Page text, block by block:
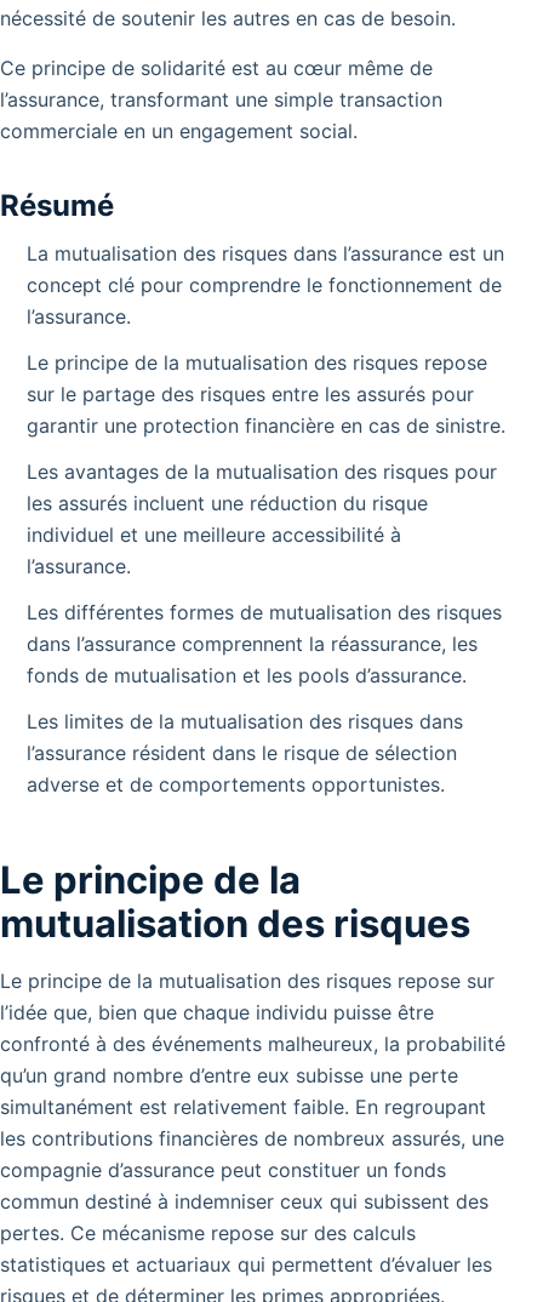
nécessité de soutenir les autres en cas de besoin.
Ce principe de solidarité est au cœur même de
l’assurance, transformant une simple transaction
commerciale en un engagement social.
Résumé
La mutualisation des risques dans l’assurance est un
concept clé pour comprendre le fonctionnement de
l’assurance.
Le principe de la mutualisation des risques repose
sur le partage des risques entre les assurés pour
garantir une protection financière en cas de sinistre.
Les avantages de la mutualisation des risques pour
les assurés incluent une réduction du risque
individuel et une meilleure accessibilité à
l’assurance.
Les différentes formes de mutualisation des risques
dans l’assurance comprennent la réassurance, les
fonds de mutualisation et les pools d’assurance.
Les limites de la mutualisation des risques dans
l’assurance résident dans le risque de sélection
adverse et de comportements opportunistes.
Le principe de la
mutualisation des risques
Le principe de la mutualisation des risques repose sur
l’idée que, bien que chaque individu puisse être
confronté à des événements malheureux, la probabilité
qu’un grand nombre d’entre eux subisse une perte
simultanément est relativement faible. En regroupant
les contributions financières de nombreux assurés, une
compagnie d’assurance peut constituer un fonds
commun destiné à indemniser ceux qui subissent des
pertes. Ce mécanisme repose sur des calculs
statistiques et actuariaux qui permettent d’évaluer les
risques et de déterminer les primes appropriées.